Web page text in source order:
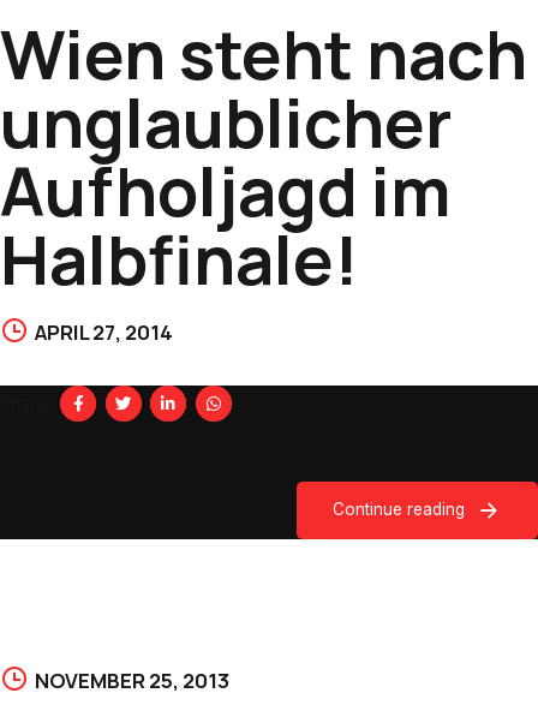
Wien steht nach
unglaublicher
Aufholjagd im
Halbfinale!
APRIL 27, 2014
Continue reading
NOVEMBER 25, 2013